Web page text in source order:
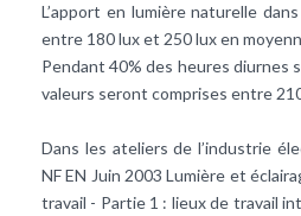
L’apport en lumière naturelle
entre 180 lux et 250 lux en
Pendant 40% des heures diurnes
valeurs seront comprises entre
Dans les ateliers de l’industrie
NF EN Juin 2003 Lumière et
travail - Partie 1 : lieux de travail